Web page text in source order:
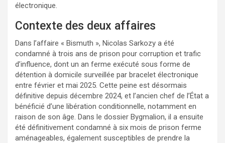
électronique.
Contexte des deux affaires
Dans l’affaire « Bismuth », Nicolas Sarkozy a été
condamné à trois ans de prison pour corruption et trafic
d’influence, dont un an ferme exécuté sous forme de
détention à domicile surveillée par bracelet électronique
entre février et mai 2025. Cette peine est désormais
définitive depuis décembre 2024, et l’ancien chef de l’État a
bénéficié d’une libération conditionnelle, notamment en
raison de son âge. Dans le dossier Bygmalion, il a ensuite
été définitivement condamné à six mois de prison ferme
aménageables, également susceptibles de prendre la